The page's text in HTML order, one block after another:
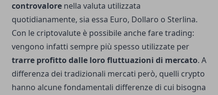
controvalore nella valuta utilizzata
quotidianamente, sia essa Euro, Dollaro o Sterlina.
Con le criptovalute è possibile anche fare trading:
vengono infatti sempre più spesso utilizzate per
trarre profitto dalle loro fluttuazioni di mercato. A
differenza dei tradizionali mercati però, quelli crypto
hanno alcune fondamentali differenze di cui bisogna